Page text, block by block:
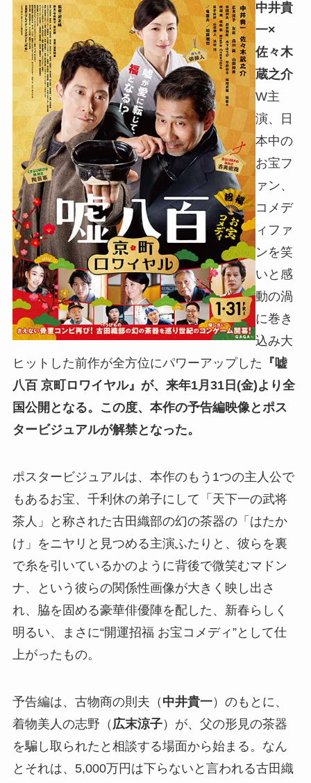
中井貴
一×
佐々木
蔵之介
W主
演、日
本中の
お宝フ
ァン、
コメデ
ィファ
ンを笑
いと感
動の渦
に巻き
込み大
ヒットした前作が全方位にパワーアップした 『嘘
八百 京町ロワイヤル』が、来年1月31日(金)より全
国公開となる。
この度、本作の予告編映像とポス
タービジュアルが解禁となった。
ポスタービジュアルは、本作のもう1つの主人公で
もあるお宝、千利休の弟子にして「天下一の武将
茶人」と称された古田織部の幻の茶器の「はたか
け」をニヤリと見つめる主演ふたりと、彼らを裏
で糸を引いているかのように背後で微笑むマドン
ナ、という彼らの関係性画像が大きく映し出さ
れ、脇を固める豪華俳優陣を配した、新春らしく
明るい、まさに“開運招福 お宝コメディ”として仕
上がったもの。
予告編は、古物商の則夫（ 中井貴一）のもとに、
着物美人の志野（ 広末涼子）が、父の形見の茶器
を騙し取られたと相談する場面から始まる。なん
とそれは、5,000万円は下らないと言われる古田織